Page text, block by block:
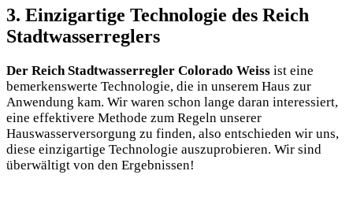
3. Einzigartige Technologie des Reich
Stadtwasserreglers
Der Reich Stadtwasserregler Colorado Weiss ist eine
bemerkenswerte Technologie, die in unserem Haus zur
Anwendung kam. Wir waren schon lange daran interessiert,
eine effektivere Methode zum Regeln unserer
Hauswasserversorgung zu finden, also entschieden wir uns,
diese einzigartige Technologie auszuprobieren. Wir sind
überwältigt von den Ergebnissen!